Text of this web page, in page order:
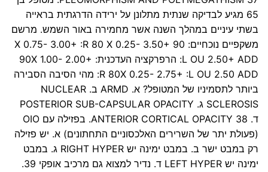
65 מגיע לבדיקה שנתית מתלונן על ירידה הדרגתית בראייה
בשתי עיניים במהלך השנה אשר מחמירה באור השמש. מרשם
משקפיים נוכחיים: 90 X 0.75- 3.00+ :R 80 X 0.25- 3.50+
:L OU 2.50+ ADD הרפרקציה העדכנית: 90X 1.00- 2.00+
:R 80X 0.25- 2.75+ :L OU 2.50 ADD מהי הסיבה הסבירה
ביותר לתסמיניו של המטופל? א. ARMD ב. NUCLEAR
SCLEROSIS ג. POSTERIOR SUB-CAPSULAR OPACITY
ד. ANTERIOR CORTICAL OPACITY 38. בפזילה עם OIO
(פעולת יתר של השרירים האלכסוניים התחתונים) א. יש פזילה
רק במבט ישר ב. במבט ימינה יש RIGHT HYPER ג. במבט
ימינה יש LEFT HYPER ד. נדיר למצוא גם מרכיב אופקי 39.